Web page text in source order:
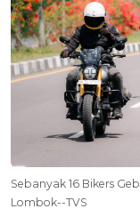
Sebanyak 16 Bikers
Lombok--TVS